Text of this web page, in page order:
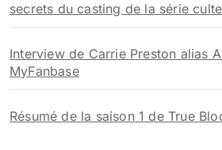
secrets du casting de la série culte
Interview de Carrie Preston alias
MyFanbase
Résumé de la saison 1 de True